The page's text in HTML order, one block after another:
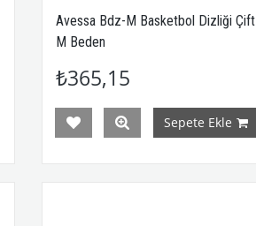
Avessa Bdz-M Basketbol Dizliği Çift
M Beden
₺365,15
Sepete Ekle